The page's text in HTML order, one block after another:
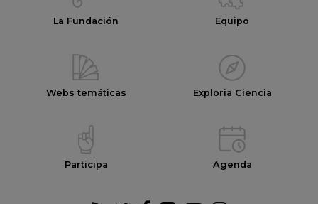
La Fundación Equipo
Webs temáticas Exploria Ciencia
Participa Agenda